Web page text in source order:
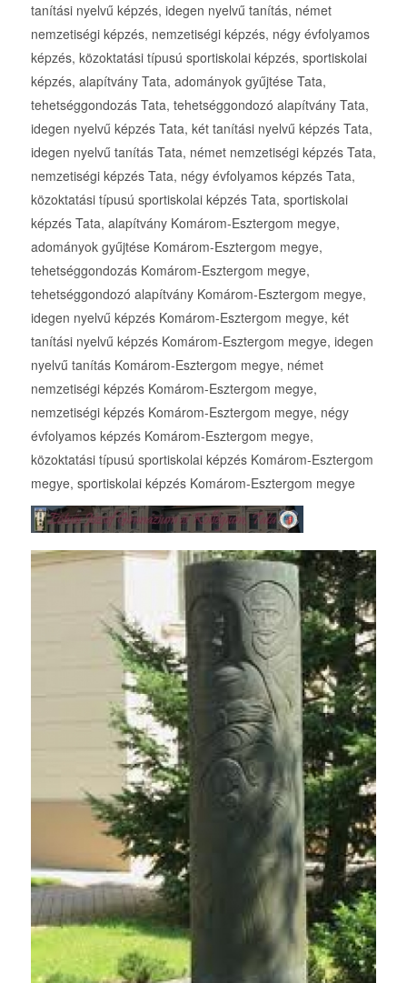
tanítási nyelvű képzés, idegen nyelvű tanítás, német
nemzetiségi képzés, nemzetiségi képzés, négy évfolyamos
képzés, közoktatási típusú sportiskolai képzés, sportiskolai
képzés, alapítvány Tata, adományok gyűjtése Tata,
tehetséggondozás Tata, tehetséggondozó alapítvány Tata,
idegen nyelvű képzés Tata, két tanítási nyelvű képzés Tata,
idegen nyelvű tanítás Tata, német nemzetiségi képzés Tata,
nemzetiségi képzés Tata, négy évfolyamos képzés Tata,
közoktatási típusú sportiskolai képzés Tata, sportiskolai
képzés Tata, alapítvány Komárom-Esztergom megye,
adományok gyűjtése Komárom-Esztergom megye,
tehetséggondozás Komárom-Esztergom megye,
tehetséggondozó alapítvány Komárom-Esztergom megye,
idegen nyelvű képzés Komárom-Esztergom megye, két
tanítási nyelvű képzés Komárom-Esztergom megye, idegen
nyelvű tanítás Komárom-Esztergom megye, német
nemzetiségi képzés Komárom-Esztergom megye,
nemzetiségi képzés Komárom-Esztergom megye, négy
évfolyamos képzés Komárom-Esztergom megye,
közoktatási típusú sportiskolai képzés Komárom-Esztergom
megye, sportiskolai képzés Komárom-Esztergom megye